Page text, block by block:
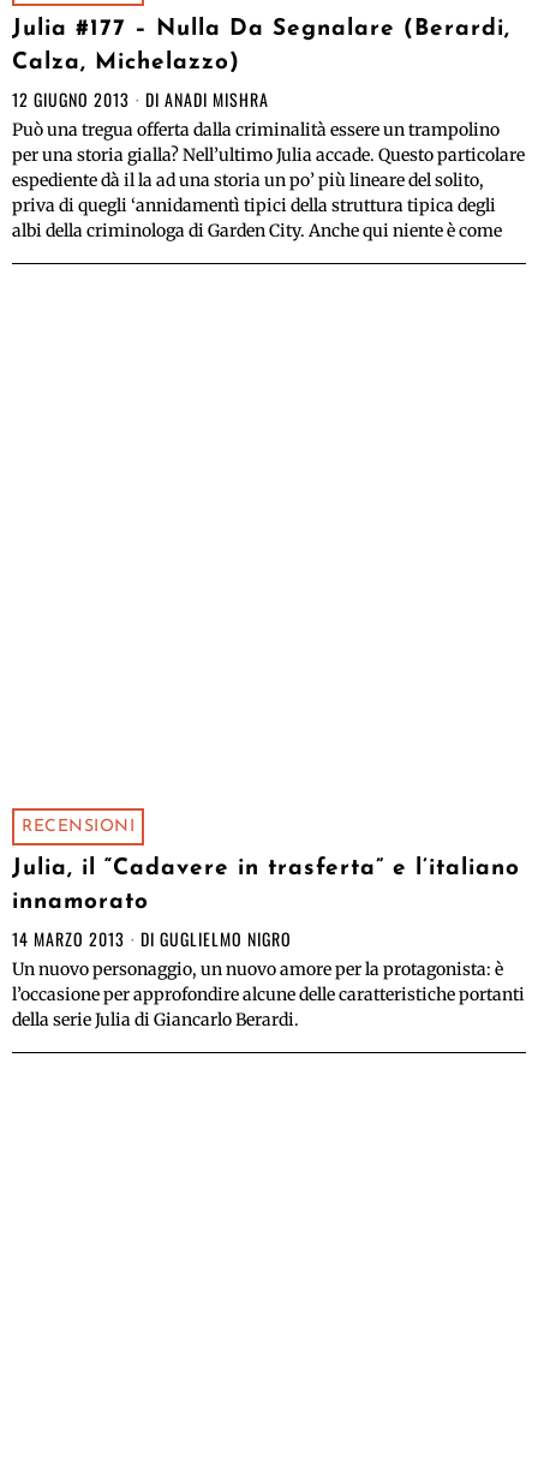
Julia #177 – Nulla Da Segnalare (Berardi,
Calza, Michelazzo)
12 GIUGNO 2013 DI ANADI MISHRA
Può una tregua offerta dalla criminalità essere un trampolino
per una storia gialla? Nell’ultimo Julia accade. Questo particolare
espediente dà il la ad una storia un po’ più lineare del solito,
priva di quegli ‘annidamentì tipici della struttura tipica degli
albi della criminologa di Garden City. Anche qui niente è come
RECENSIONI
Julia, il “Cadavere in trasferta” e l’italiano
innamorato
14 MARZO 2013 DI GUGLIELMO NIGRO
Un nuovo personaggio, un nuovo amore per la protagonista: è
l’occasione per approfondire alcune delle caratteristiche portanti
della serie Julia di Giancarlo Berardi.